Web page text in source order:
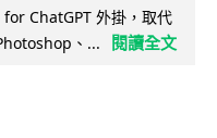
ChatGPT 外掛，取代
、...
閱讀全文